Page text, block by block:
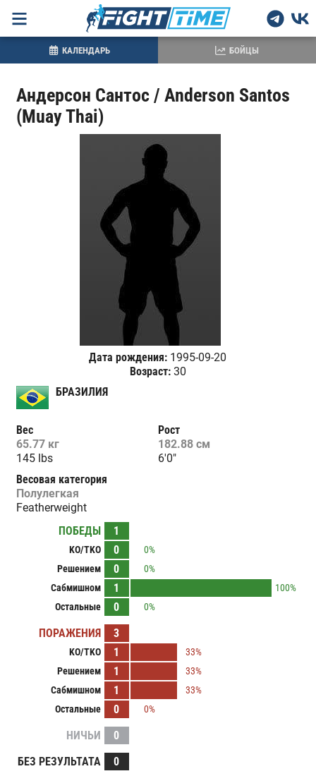
Андерсон Сантос / Anderson Santos
(Muay Thai)
Дата рождения: 1995-09-20
Возраст:30
БРАЗИЛИЯ
Вес
65.77 кг
145 lbs
Рост
182.88 см
6'0"
Весовая категория
Полулегкая
Featherweight
ПОБЕДЫ
1
KO/TKO 0
0%
Решением
0
0%
Сабмишном
1
100%
Остальные
0 0%
ПОРАЖЕНИЯ 3
KO/TKO 1
33%
Решением
1
33%
Сабмишном
1
33%
Остальные
0 0%
НИЧЬИ
0
БЕЗ РЕЗУЛЬТАТА
0
КАЛЕНДАРЬ БОЙЦЫ